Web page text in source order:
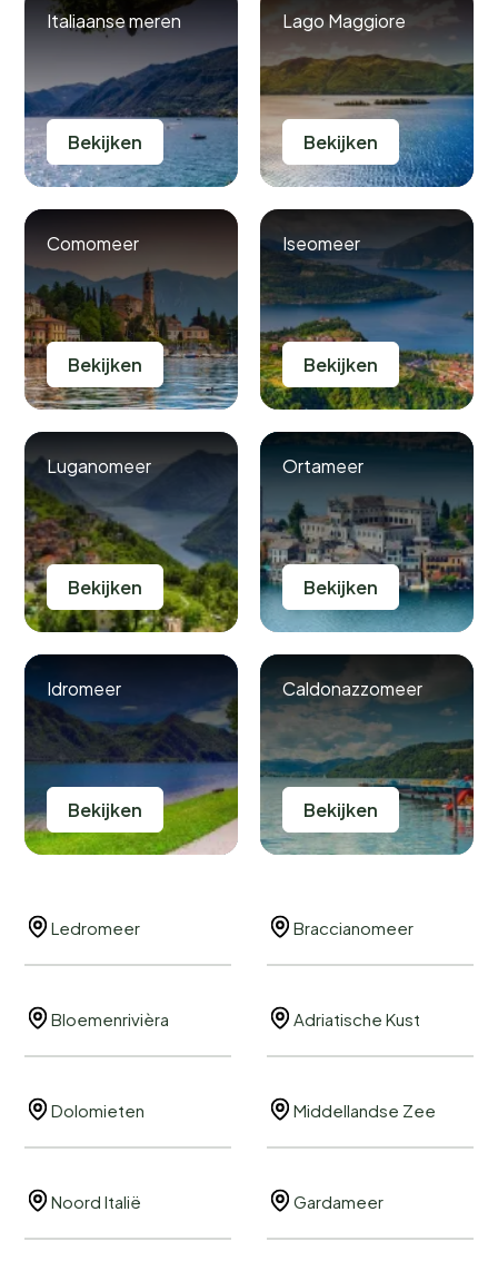
Italiaanse meren
Bekijken
Lago Maggiore
Bekijken
Comomeer
Bekijken
Iseomeer
Bekijken
Luganomeer
Bekijken
Ortameer
Bekijken
Idromeer
Bekijken
Caldonazzomeer
Bekijken
Ledromeer Braccianomeer
Bloemenrivièra Adriatische Kust
Dolomieten Middellandse Zee
Noord Italië Gardameer